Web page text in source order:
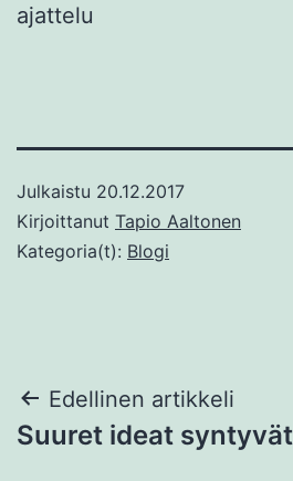
ajattelu
Julkaistu 20.12.2017
Kirjoittanut Tapio Aaltonen
Kategoria(t): Blogi
Artikkelien
selaus
Edellinen artikkeli
Suuret ideat